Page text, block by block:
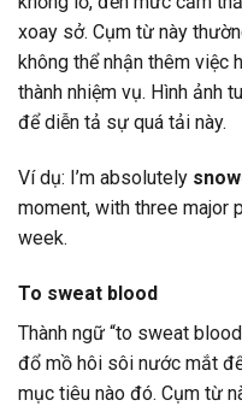
xoay sở. Cụm từ này
không thể nhận thêm việc
thành nhiệm vụ. Hình ảnh
để diễn tả sự quá tải này.
Ví dụ: I’m absolutely
moment, with three major
week.
To sweat blood
Thành ngữ “to sweat
đổ mồ hôi sôi nước mắt
mục tiêu nào đó. Cụm từ